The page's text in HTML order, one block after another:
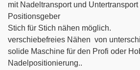
mit Nadeltransport und
Positionsgeber
Stich für Stich nähen möglich.
verschiebefreies Nähen von
solide Maschine für den Profi oder
Nadelpositionierung..